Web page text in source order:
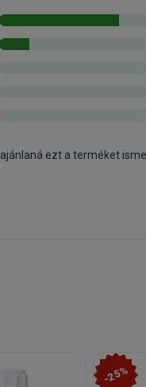
ajánlaná ezt a terméket
-25%